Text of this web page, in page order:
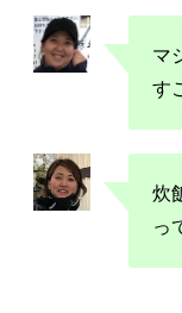
マ
す
炊
っ